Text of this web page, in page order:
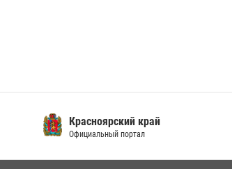
Красноярский край
Официальный портал